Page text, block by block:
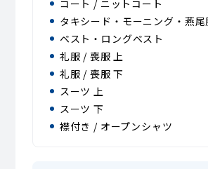
コート / ニットコート
タキシード・モーニング・燕尾
ベスト・ロングベスト
礼服 / 喪服 上
礼服 / 喪服 下
スーツ 上
スーツ 下
襟付き / オープンシャツ